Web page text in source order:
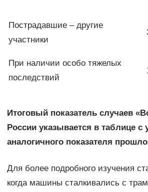
Пострадавшие – другие
участники
При наличии особо тяжелых
последствий
Итоговый показатель случаев
России указывается в таблице
аналогичного показателя
Для более подробного изучения
когда машины сталкивались с